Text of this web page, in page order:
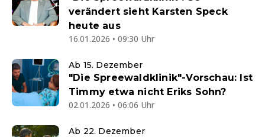
verändert sieht Karsten Speck
heute aus
16.01.2026 • 09:30 Uhr
Ab 15. Dezember
"Die Spreewaldklinik"-Vorschau: Ist
Timmy etwa nicht Eriks Sohn?
02.01.2026 • 06:06 Uhr
Ab 22. Dezember